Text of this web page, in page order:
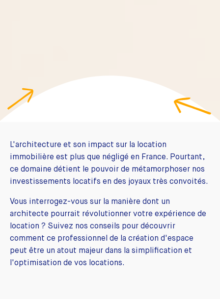
L'architecture et son impact sur la location
immobilière est plus que négligé en France. Pourtant,
ce domaine détient le pouvoir de métamorphoser nos
investissements locatifs en des joyaux très convoités.
Vous interrogez-vous sur la manière dont un
architecte pourrait révolutionner votre expérience de
location ? Suivez nos conseils pour découvrir
comment ce professionnel de la création d'espace
peut être un atout majeur dans la simplification et
l'optimisation de vos locations.